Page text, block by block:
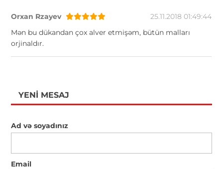
Orxan Rzayev
25.11.2018 01:49:44
Mən bu dükandan çox alver etmişəm, bütün malları
orjinaldır.
YENI MESAJ
Ad və soyadınız
Email